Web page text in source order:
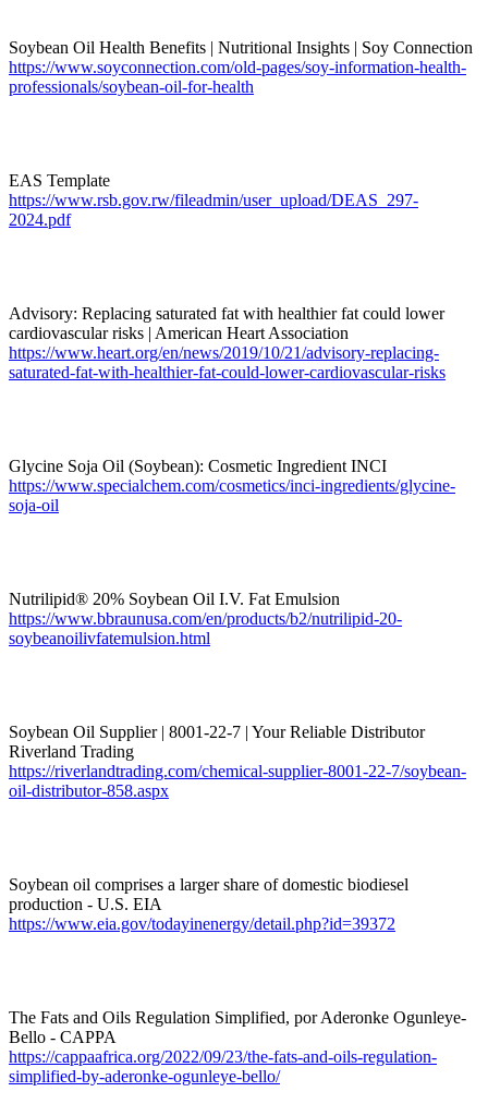
Soybean Oil Health Benefits | Nutritional Insights | Soy Connection
https://www.soyconnection.com/old-pages/soy-information-health-
professionals/soybean-oil-for-health
EAS Template
https://www.rsb.gov.rw/fileadmin/user_upload/DEAS_297-
2024.pdf
Advisory: Replacing saturated fat with healthier fat could lower
cardiovascular risks | American Heart Association
https://www.heart.org/en/news/2019/10/21/advisory-replacing-
saturated-fat-with-healthier-fat-could-lower-cardiovascular-risks
Glycine Soja Oil (Soybean): Cosmetic Ingredient INCI
https://www.specialchem.com/cosmetics/inci-ingredients/glycine-
soja-oil
Nutrilipid® 20% Soybean Oil I.V. Fat Emulsion
https://www.bbraunusa.com/en/products/b2/nutrilipid-20-
soybeanoilivfatemulsion.html
Soybean Oil Supplier | 8001-22-7 | Your Reliable Distributor
Riverland Trading
https://riverlandtrading.com/chemical-supplier-8001-22-7/soybean-
oil-distributor-858.aspx
Soybean oil comprises a larger share of domestic biodiesel
production - U.S. EIA
https://www.eia.gov/todayinenergy/detail.php?id=39372
The Fats and Oils Regulation Simplified, por Aderonke Ogunleye-
Bello - CAPPA
https://cappaafrica.org/2022/09/23/the-fats-and-oils-regulation-
simplified-by-aderonke-ogunleye-bello/